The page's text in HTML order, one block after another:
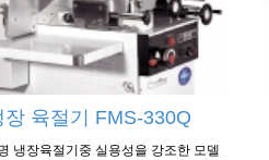
장 육절기 FMS-330Q
냉장육절기중 실용성을 강조한 모델